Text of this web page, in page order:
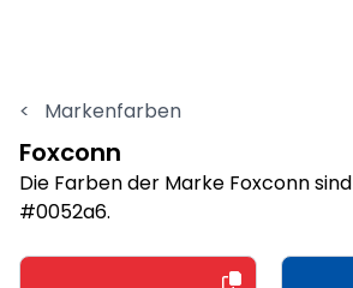
< Markenfarben
Foxconn
Die Farben der Marke Foxconn
#0052a6.